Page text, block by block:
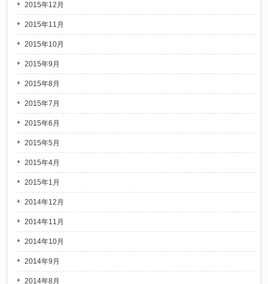
2015年12月
2015年11月
2015年10月
2015年9月
2015年8月
2015年7月
2015年6月
2015年5月
2015年4月
2015年1月
2014年12月
2014年11月
2014年10月
2014年9月
2014年8月